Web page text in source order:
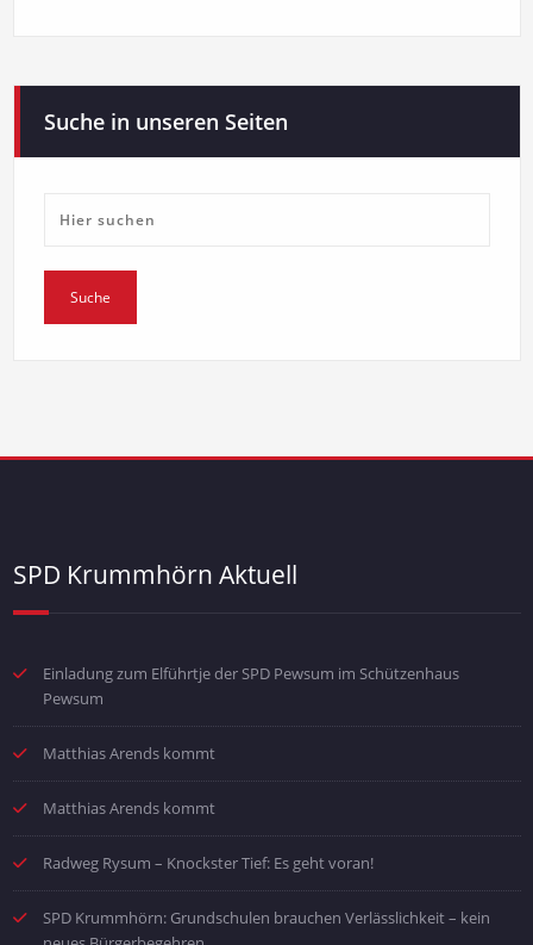
Suche in unseren Seiten
SPD Krummhörn Aktuell
Einladung zum Elführtje der SPD Pewsum im Schützenhaus
Pewsum
Matthias Arends kommt
Matthias Arends kommt
Radweg Rysum – Knockster Tief: Es geht voran!
SPD Krummhörn: Grundschulen brauchen Verlässlichkeit – kein